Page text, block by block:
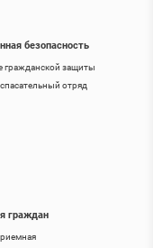
безопасность
гражданской защиты
отряд
граждан